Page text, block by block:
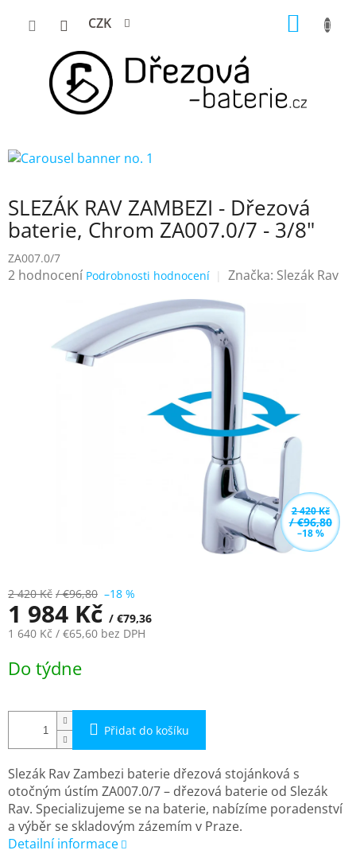
CZK
SLEZÁK RAV ZAMBEZI - Dřezová
baterie, Chrom ZA007.0/7 - 3/8"
ZA007.0/7
Průměrné
2 hodnocení Podrobnosti hodnocení Značka: Slezák Rav
2 420 Kč
/ €96,80
–18 %
2 420 Kč / €96,80 –18 %
1 984 Kč / €79,36
1 640 Kč / €65,60 bez DPH
cena:
Do týdne
Přidat do košíku
Slezák Rav Zambezi baterie dřezová stojánková s
otočným ústím ZA007.0/7 – dřezová baterie od Slezák
Rav. Specializujeme se na baterie, nabízíme poradenství
a výběr se skladovým zázemím v Praze.
Detailní informace